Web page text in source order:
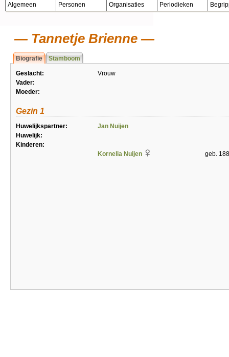
Algemeen Personen Organisaties Periodieken
Tannetje Brienne
Biografie Stamboom
Geslacht:
Vrouw
Vader:
Moeder:
Gezin 1
Huwelijkspartner:
Jan Nuijen
Huwelijk:
Kinderen:
Kornelia Nuijen
geb.